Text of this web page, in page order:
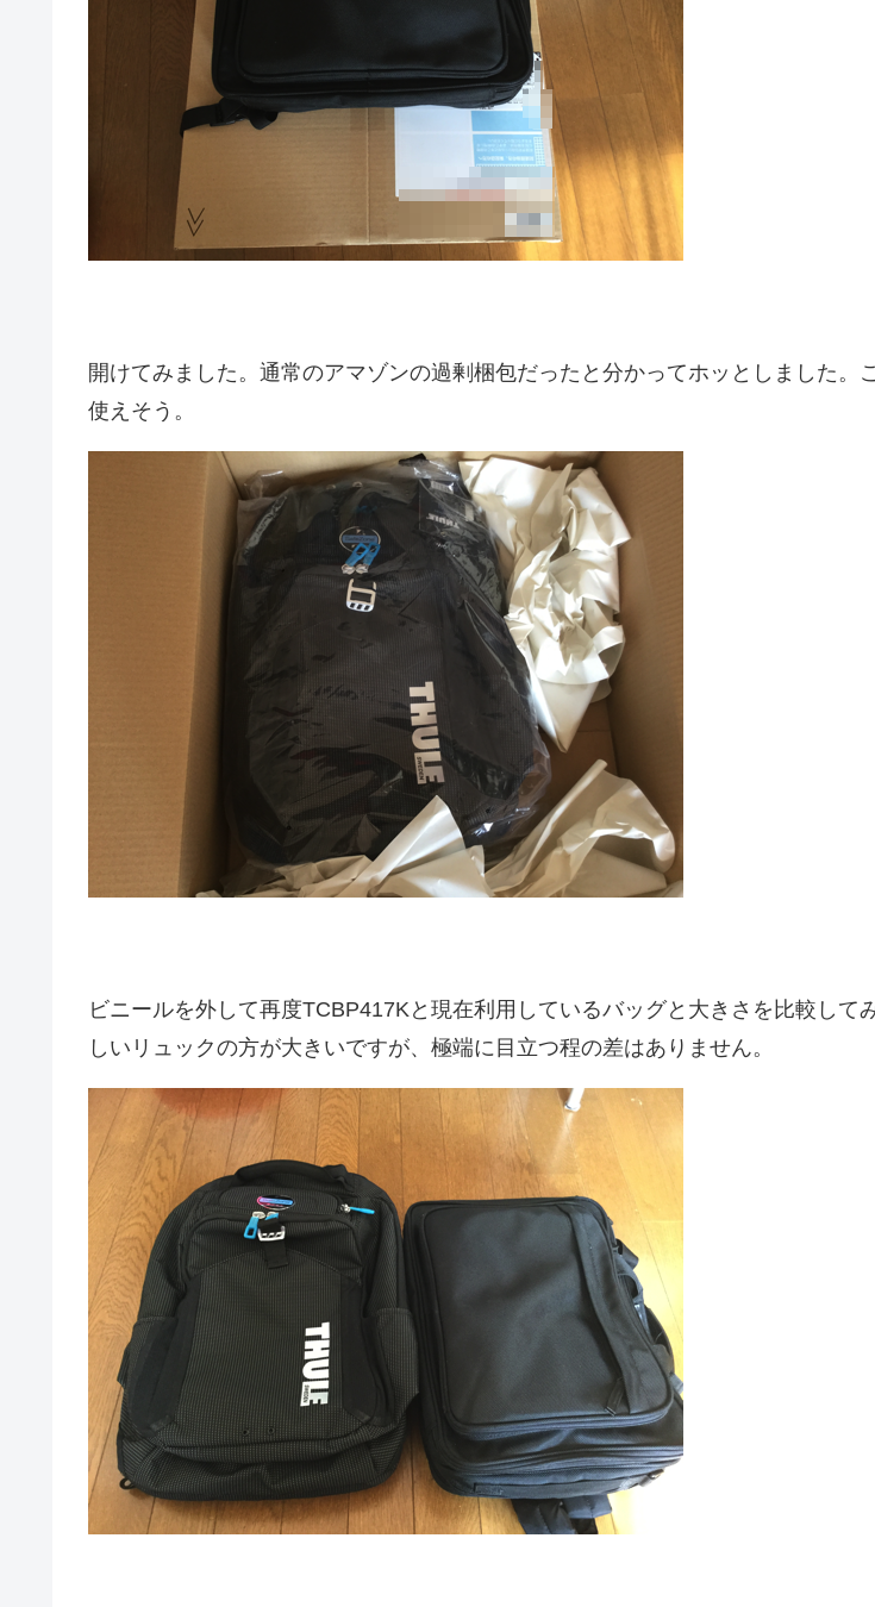
開けてみました。通常のアマゾンの過剰梱包だったと分かってホッとしました。
使えそう。
ビニールを外して再度TCBP417Kと現在利用しているバッグと大きさを比較して
しいリュックの方が大きいですが、極端に目立つ程の差はありません。